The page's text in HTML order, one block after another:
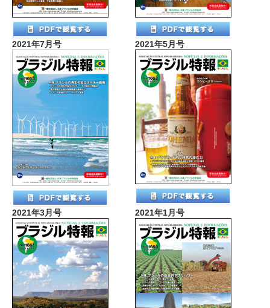
2021年7月号 2021年5月号
2021年3月号 2021年1月号